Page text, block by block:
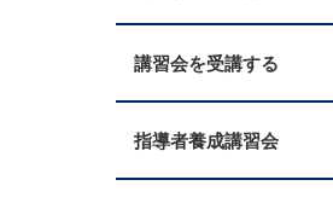
講習会を受講する
指導者養成講習会